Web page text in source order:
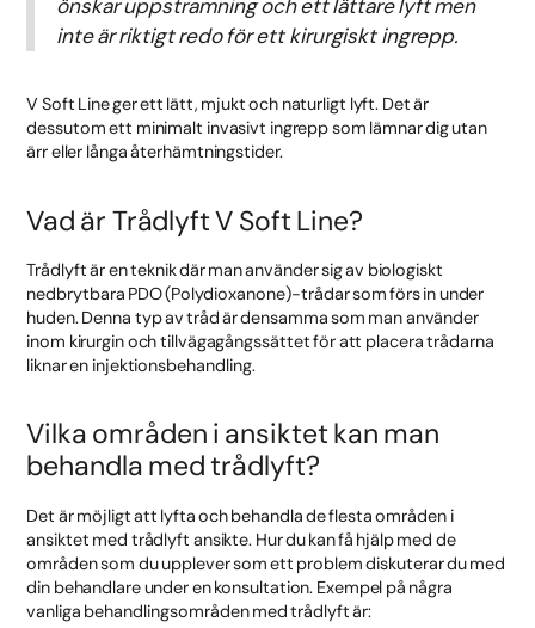
önskar uppstramning och ett lättare lyft men
inte är riktigt redo för ett kirurgiskt ingrepp.
V Soft Line ger ett lätt, mjukt och naturligt lyft. Det är
dessutom ett minimalt invasivt ingrepp som lämnar dig utan
ärr eller långa återhämtningstider.
Vad är Trådlyft V Soft Line?
Trådlyft är en teknik där man använder sig av biologiskt
nedbrytbara PDO (Polydioxanone)-trådar som förs in under
huden. Denna typ av tråd är densamma som man använder
inom kirurgin och tillvägagångssättet för att placera trådarna
liknar en injektionsbehandling.
Vilka områden i ansiktet kan man
behandla med trådlyft?
Det är möjligt att lyfta och behandla de flesta områden i
ansiktet med trådlyft ansikte. Hur du kan få hjälp med de
områden som du upplever som ett problem diskuterar du med
din behandlare under en konsultation. Exempel på några
vanliga behandlingsområden med trådlyft är: